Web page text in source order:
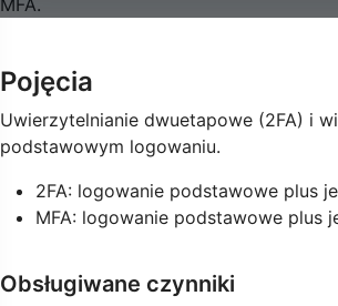
MFA.
Pojęcia
Uwierzytelnianie dwuetapowe (2FA) i
podstawowym logowaniu.
2FA: logowanie podstawowe plus
MFA: logowanie podstawowe plus
Obsługiwane czynniki